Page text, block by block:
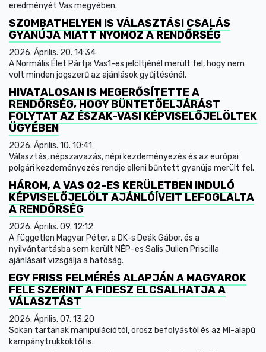
eredményét Vas megyében.
SZOMBATHELYEN IS VÁLASZTÁSI CSALÁS
GYANÚJA MIATT NYOMOZ A RENDŐRSÉG
2026. Április. 20. 14:34
A Normális Élet Pártja Vas1-es jelöltjénél merült fel, hogy nem
volt minden jogszerű az ajánlások gyűjtésénél.
HIVATALOSAN IS MEGERŐSÍTETTE A
RENDŐRSÉG, HOGY BÜNTETŐELJÁRÁST
FOLYTAT AZ ÉSZAK-VASI KÉPVISELŐJELÖLTEK
ÜGYÉBEN
2026. Április. 10. 10:41
Választás, népszavazás, népi kezdeményezés és az európai
polgári kezdeményezés rendje elleni bűntett gyanúja merült fel.
HÁROM, A VAS 02-ES KERÜLETBEN INDULÓ
KÉPVISELŐJELÖLT AJÁNLÓÍVEIT LEFOGLALTA
A RENDŐRSÉG
2026. Április. 09. 12:12
A független Magyar Péter, a DK-s Deák Gábor, és a
nyilvántartásba sem került NÉP-es Salis Julien Priscilla
ajánlásait vizsgálja a hatóság.
EGY FRISS FELMÉRÉS ALAPJÁN A MAGYAROK
FELE SZERINT A FIDESZ ELCSALHATJA A
VÁLASZTÁST
2026. Április. 07. 13:20
Sokan tartanak manipulációtól, orosz befolyástól és az MI-alapú
kampánytrükköktől is.